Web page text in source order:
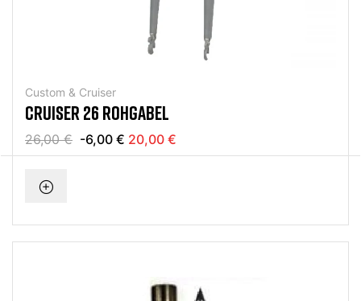
Custom & Cruiser
CRUISER 26 ROHGABEL
26,00 € -6,00 € 20,00 €